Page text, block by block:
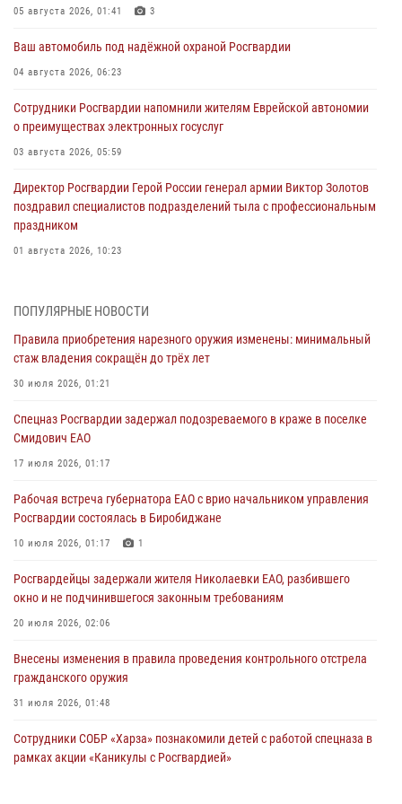
05 августа 2026, 01:41 3
Ваш автомобиль под надёжной охраной Росгвардии
04 августа 2026, 06:23
Сотрудники Росгвардии напомнили жителям Еврейской автономии
о преимуществах электронных госуслуг
03 августа 2026, 05:59
Директор Росгвардии Герой России генерал армии Виктор Золотов
поздравил специалистов подразделений тыла с профессиональным
праздником
01 августа 2026, 10:23
Российской Федерации
В Росгвардии вспоминают российских воинов, погибших в Первой
мировой войне 1914-1918 годов
Внесены изменения в правила проведения контрольного отстрела
гражданского оружия
Правила приобретения нарезного оружия изменены: минимальный
стаж владения сокращён до трёх лет
ПОПУЛЯРНЫЕ НОВОСТИ
Правила приобретения нарезного оружия изменены: минимальный
стаж владения сокращён до трёх лет
30 июля 2026, 01:21
Спецназ Росгвардии задержал подозреваемого в краже в поселке
Смидович ЕАО
17 июля 2026, 01:17
Рабочая встреча губернатора ЕАО с врио начальником управления
Росгвардии состоялась в Биробиджане
10 июля 2026, 01:17 1
Росгвардейцы задержали жителя Николаевки ЕАО, разбившего
окно и не подчинившегося законным требованиям
20 июля 2026, 02:06
Внесены изменения в правила проведения контрольного отстрела
гражданского оружия
31 июля 2026, 01:48
Сотрудники СОБР «Харза» познакомили детей с работой спецназа в
рамках акции «Каникулы с Росгвардией»